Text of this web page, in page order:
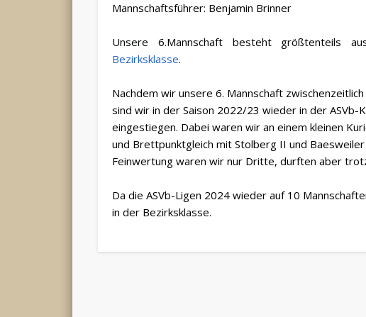
Mannschaftsführer: Benjamin Brinner
Unsere 6.Mannschaft besteht größtenteils
Bezirksklasse.
Nachdem wir unsere 6. Mannschaft
sind wir in der Saison 2022/23 wieder in der ASVb-
eingestiegen. Dabei waren wir an einem kleinen
und Brettpunktgleich mit Stolberg II und
Feinwertung waren wir nur Dritte, durften aber
Da die ASVb-Ligen 2024 wieder auf 10
in der Bezirksklasse.